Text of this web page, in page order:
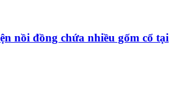
nồi đồng chứa nhiều gốm cổ tại